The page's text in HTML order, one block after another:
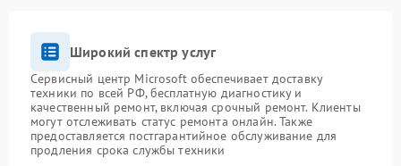
Широкий спектр услуг
Сервисный центр Microsoft обеспечивает доставку
техники по всей РФ, бесплатную диагностику и
качественный ремонт, включая срочный ремонт. Клиенты
могут отслеживать статус ремонта онлайн. Также
предоставляется постгарантийное обслуживание для
продления срока службы техники